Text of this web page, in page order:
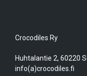
Crocodiles Ry
Huhtalantie 2, 60220
info(a)crocodiles.fi